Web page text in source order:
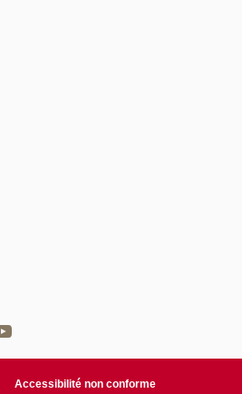
Accessibilité non conforme